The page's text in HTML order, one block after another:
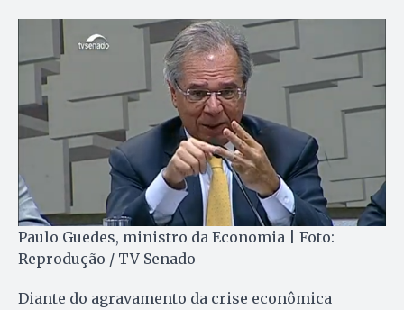
Paulo Guedes, ministro da Economia | Foto:
Reprodução / TV Senado
Diante do agravamento da crise econômica